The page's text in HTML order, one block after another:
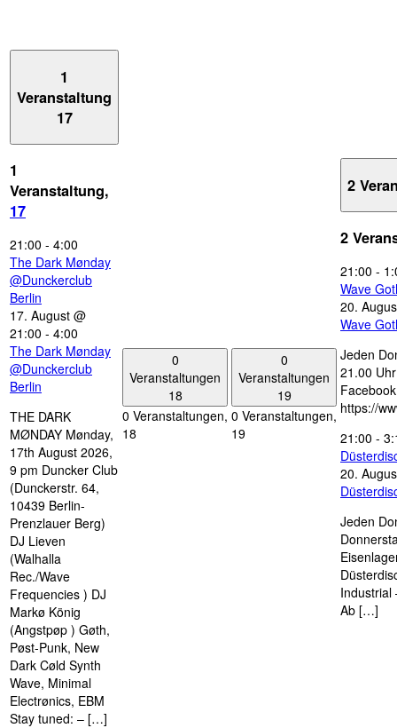
1
Veranstaltung
17
1
Veranstaltung,
17
21:00 - 4:00
The Dark Mønday
@Dunckerclub
Berlin
17. August @
21:00 - 4:00
The Dark Mønday
@Dunckerclub
Berlin
THE DARK
MØNDAY Mønday,
17th August 2026,
9 pm Duncker Club
(Dunckerstr. 64,
10439 Berlin-
Prenzlauer Berg)
DJ Lieven
(Walhalla
Rec./Wave
Frequencies ) DJ
Markø König
(Angstpøp ) Gøth,
Pøst-Punk, New
Dark Cøld Synth
Wave, Minimal
Electrønics, EBM
Stay tuned: – […]
0
Veranstaltungen
18
0 Veranstaltungen,
18
0
Veranstaltungen
19
0 Veranstaltungen,
19
2
2
21:00 -
Wave
20.
Wave
Jeden
21.00
https://
21:00 -
20.
Jeden
Industrial
Ab […]